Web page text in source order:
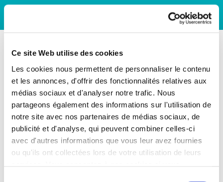
Ce site Web utilise des cookies
Les cookies nous permettent de personnaliser le contenu
et les annonces, d'offrir des fonctionnalités relatives aux
médias sociaux et d'analyser notre trafic. Nous
partageons également des informations sur l'utilisation de
notre site avec nos partenaires de médias sociaux, de
publicité et d'analyse, qui peuvent combiner celles-ci
avec d'autres informations que vous leur avez fournies
ou qu'ils ont collectées lors de votre utilisation de leurs